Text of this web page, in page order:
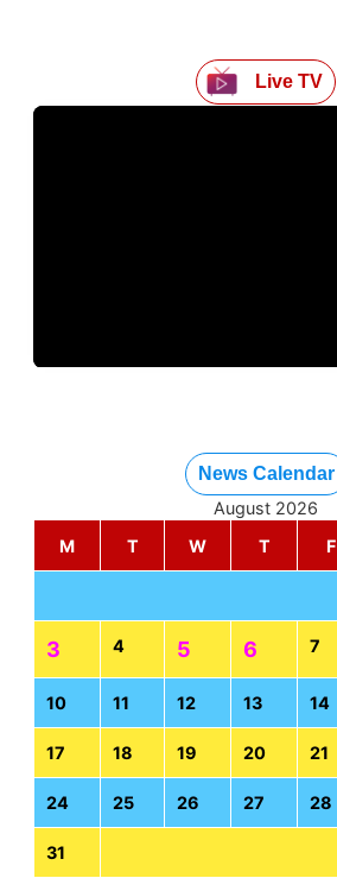
Live TV
News Calendar
August 2026
M
T W T F
3 4 5 6 7
10 11 12 13 14
17 18 19 20 21
24 25 26 27 28
31